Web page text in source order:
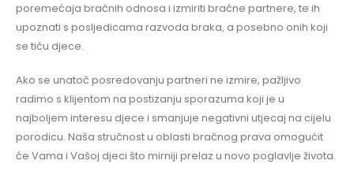
poremećaja bračnih odnosa i izmiriti bračne partnere, te ih
upoznati s posljedicama razvoda braka, a posebno onih koji
se tiču djece.
Ako se unatoč posredovanju partneri ne izmire, pažljivo
radimo s klijentom na postizanju sporazuma koji je u
najboljem interesu djece i smanjuje negativni utjecaj na cijelu
porodicu. Naša stručnost u oblasti bračnog prava omogućit
će Vama i Vašoj djeci što mirniji prelaz u novo poglavlje života.